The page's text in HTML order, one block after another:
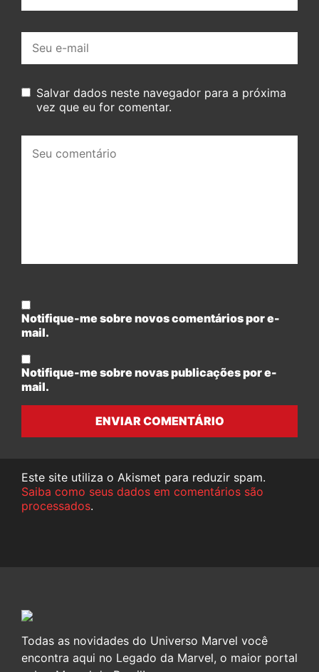
mail:
Salvar dados neste navegador para a próxima
vez que eu for comentar.
comentário:
Notifique-me sobre novos comentários por e-
mail.
Notifique-me sobre novas publicações por e-
mail.
ENVIAR COMENTÁRIO
Este site utiliza o Akismet para reduzir spam.
Saiba como seus dados em comentários são
processados.
Todas as novidades do Universo Marvel você
encontra aqui no Legado da Marvel, o maior portal